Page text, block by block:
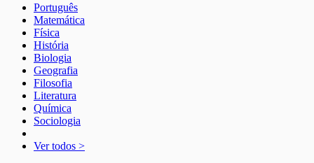
Português
Matemática
Física
História
Biologia
Geografia
Filosofia
Literatura
Química
Sociologia
Ver todos >